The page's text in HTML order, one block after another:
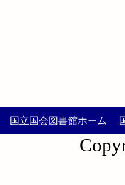
国立国会図書館ホーム